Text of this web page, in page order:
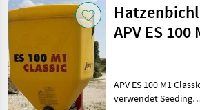
APV ES 100
APV ES 100 M1
verwendet Seeding